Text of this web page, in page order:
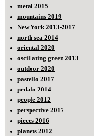
metal 2015
mountains 2019
New York 2013-2017
north sea 2014
oriental 2020
oscillating green 2013
outdoor 2020
pastello 2017
pedalo 2014
people 2012
perspective 2017
pieces 2016
planets 2012